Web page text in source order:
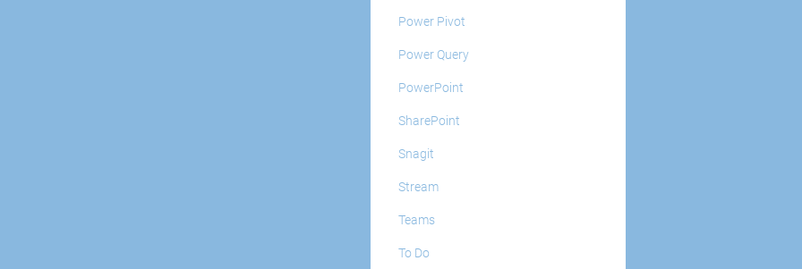
Power Pivot
Power Query
PowerPoint
SharePoint
Snagit
Stream
Teams
To Do